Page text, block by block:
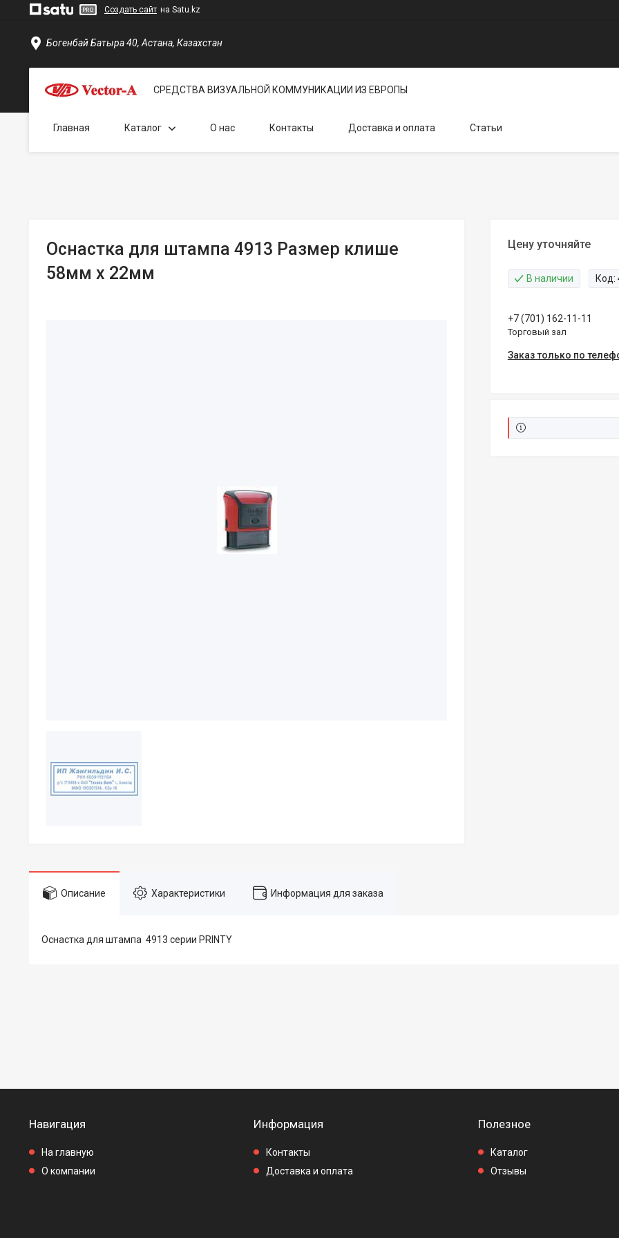
Создать сайт на Satu.kz
Богенбай Батыра 40, Астана, Казахстан
СРЕДСТВА ВИЗУАЛЬНОЙ КОММУНИКАЦИИ ИЗ ЕВРОПЫ
Главная Каталог О нас Контакты Доставка и оплата Статьи
Оснастка для штампа 4913 Размер клише
58мм х 22мм
Цену уточняйте
В наличии Код:
+7 (701) 162-11-11
Торговый зал
Заказ только по
Описание Характеристики Информация для заказа
Оснастка для штампа 4913 серии PRINTY
Навигация
На главную
О компании
Информация
Контакты
Доставка и оплата
Полезное
Каталог
Отзывы